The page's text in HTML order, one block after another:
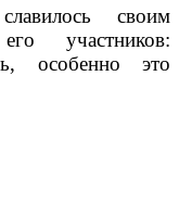
своим
участников:
особенно это